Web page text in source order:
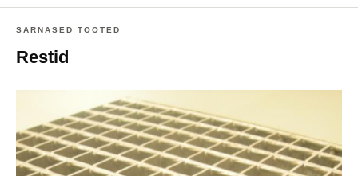
SARNASED TOOTED
Restid